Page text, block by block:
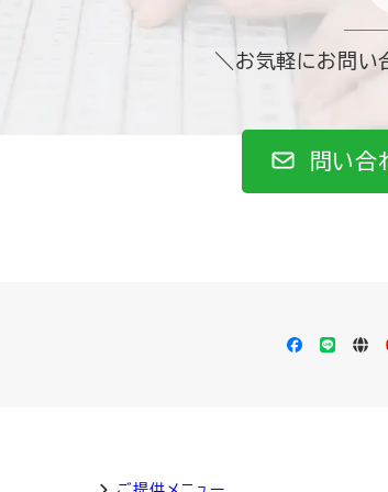
＼お気軽にお問い
問い合
Facebook
LINE